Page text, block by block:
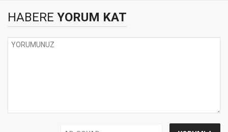
HABERE YORUM KAT